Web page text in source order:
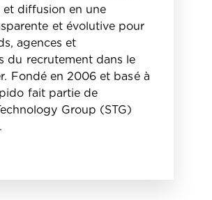
et diffusion en une
et évolutive pour
agences et
du recrutement dans le
Fondé en 2006 et basé à
fait partie de
Group (STG)